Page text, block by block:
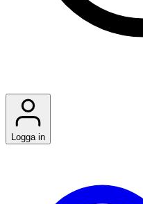
Logga in